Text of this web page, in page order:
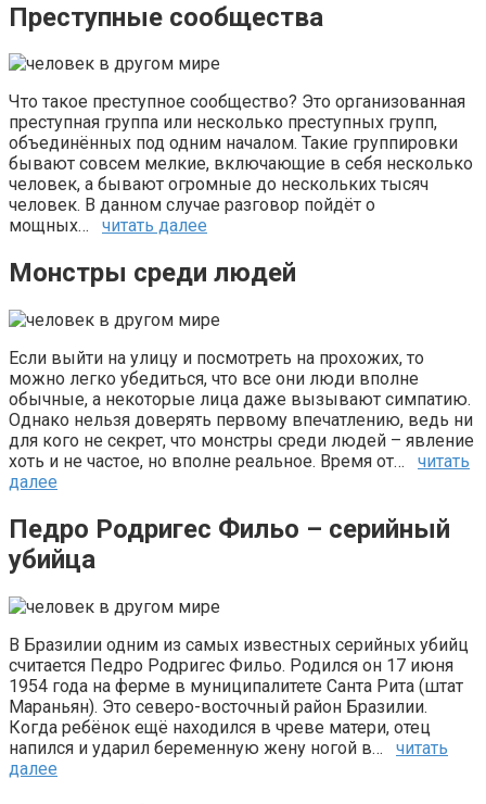
Преступные сообщества
Что такое преступное сообщество? Это организованная
преступная группа или несколько преступных групп,
объединённых под одним началом. Такие группировки
бывают совсем мелкие, включающие в себя несколько
человек, а бывают огромные до нескольких тысяч
человек. В данном случае разговор пойдёт о
мощных… читать далее
Монстры среди людей
Если выйти на улицу и посмотреть на прохожих, то
можно легко убедиться, что все они люди вполне
обычные, а некоторые лица даже вызывают симпатию.
Однако нельзя доверять первому впечатлению, ведь ни
для кого не секрет, что монстры среди людей – явление
хоть и не частое, но вполне реальное. Время от… читать
далее
Педро Родригес Фильо – серийный
убийца
В Бразилии одним из самых известных серийных убийц
считается Педро Родригес Фильо. Родился он 17 июня
1954 года на ферме в муниципалитете Санта Рита (штат
Мараньян). Это северо-восточный район Бразилии.
Когда ребёнок ещё находился в чреве матери, отец
напился и ударил беременную жену ногой в… читать
далее